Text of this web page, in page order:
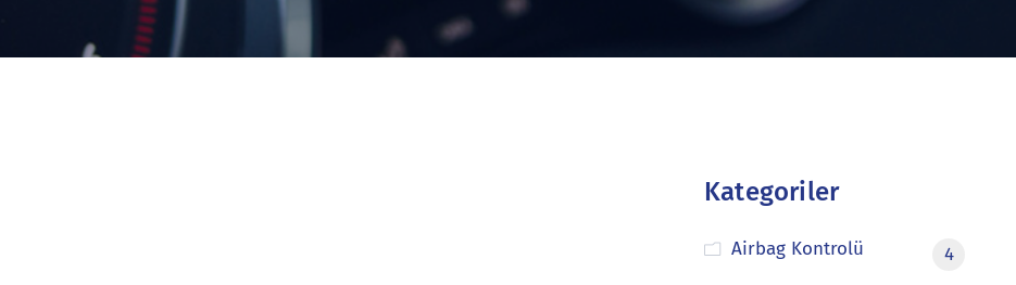
Kategoriler
Airbag Kontrolü
4